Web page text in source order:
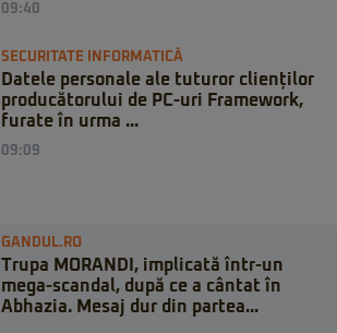
09:40
SECURITATE INFORMATICĂ
Datele personale ale tuturor clienților
producătorului de PC-uri Framework,
furate în urma ...
09:09
GANDUL.RO
Trupa MORANDI, implicată într-un
mega-scandal, după ce a cântat în
Abhazia. Mesaj dur din partea...